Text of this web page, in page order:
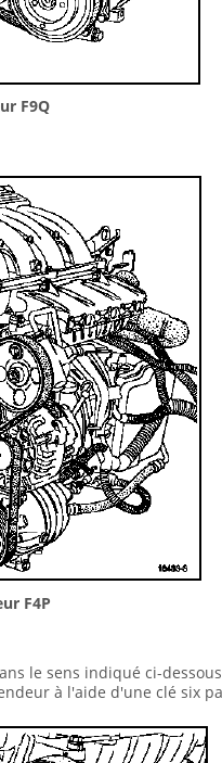
F9Q
F4P
le sens indiqué ci-
à l'aide d'une clé six